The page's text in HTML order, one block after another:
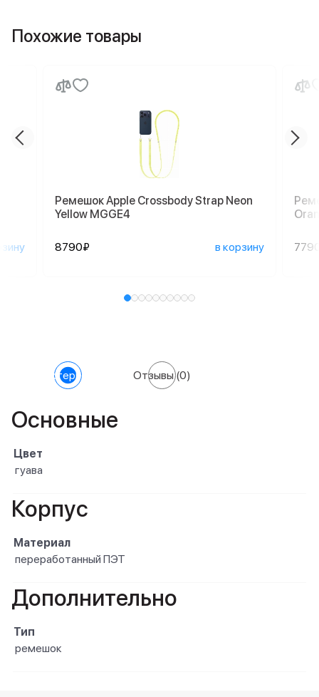
Похожие товары
Ремешок Apple Crossbody Strap Neon
Yellow MGGE4
8790₽ в корзину
Характеристики Отзывы(0)
Основные
Цвет
гуава
Корпус
Материал
переработанный ПЭТ
Дополнительно
Тип
ремешок